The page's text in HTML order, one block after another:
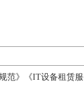
范》《IT设备租赁